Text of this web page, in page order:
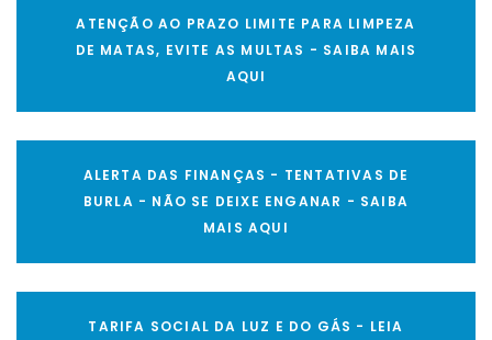
ATENÇÃO AO PRAZO LIMITE PARA LIMPEZA
DE MATAS, EVITE AS MULTAS - SAIBA MAIS
AQUI
ALERTA DAS FINANÇAS - TENTATIVAS DE
BURLA - NÃO SE DEIXE ENGANAR - SAIBA
MAIS AQUI
TARIFA SOCIAL DA LUZ E DO GÁS - LEIA